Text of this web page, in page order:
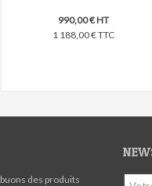
990,00 € HT
1 188,00 € TTC
des produits